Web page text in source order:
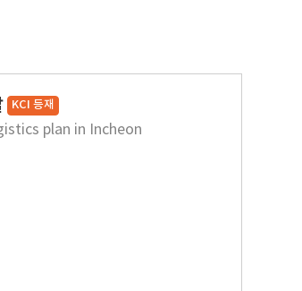
KCI 등재
plan in Incheon